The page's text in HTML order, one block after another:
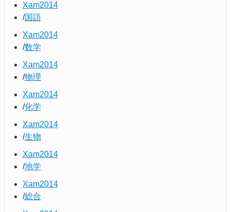
Xam2014
国語
Xam2014
数学
Xam2014
物理
Xam2014
化学
Xam2014
生物
Xam2014
地学
Xam2014
総合